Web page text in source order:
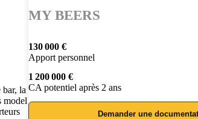
la
model
MY BEERS
130 000 €
Apport personnel
1 200 000 €
CA potentiel après 2 ans
Demander une